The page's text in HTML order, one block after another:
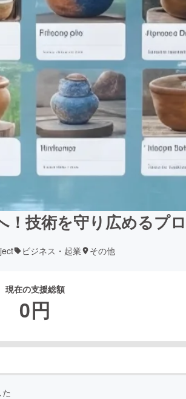
！技術を守り広めるプ
ビジネス・起業 その他
現在の支援総額
0円